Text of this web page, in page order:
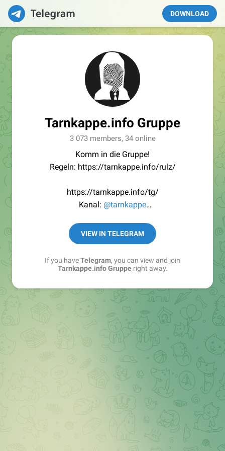
DOWNLOAD
Tarnkappe.info Gruppe
3 073 members, 34 online
Komm in die Gruppe!
Regeln: https://tarnkappe.info/rulz/
https://tarnkappe.info/tg/
Kanal: @tarnkappe
Best of:@bestoftarnkappe
Kochen: https://t.me/+WSW5F1VcmhliMjk6
VIEW IN TELEGRAM
If you haveTelegram, you can view and join
Tarnkappe.info Grupperight away.